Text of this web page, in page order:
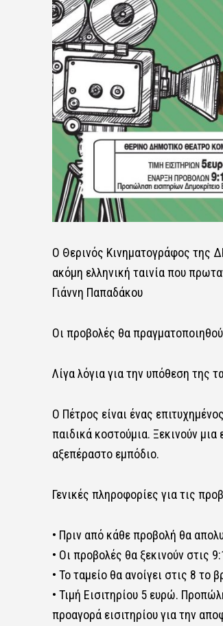
Ο Θερινός Κινηματογράφος της
ακόμη ελληνική ταινία που
Γιάννη Παπαδάκου
Οι προβολές θα
Λίγα λόγια για την υπόθεση της
Ο Πέτρος είναι ένας
παιδικά κοστούμια. Ξεκινούν
αξεπέραστο εμπόδιο.
Γενικές πληροφορίες για τις
• Πριν από κάθε προβολή θα
• Οι προβολές θα ξεκινούν στις
• Το ταμείο θα ανοίγει στις 8 το
• Τιμή Εισιτηρίου 5 ευρώ.
προαγορά εισιτηρίου για την